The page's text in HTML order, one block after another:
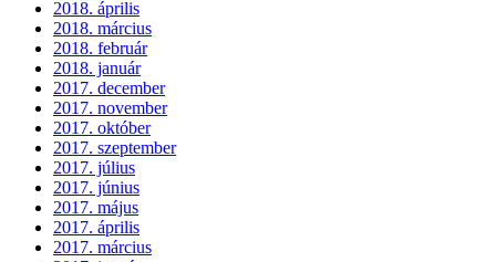
2018. április
2018. március
2018. február
2018. január
2017. december
2017. november
2017. október
2017. szeptember
2017. július
2017. június
2017. május
2017. április
2017. március